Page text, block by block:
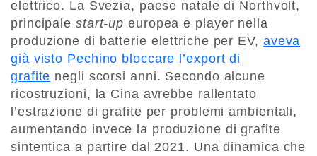
elettrico. La Svezia, paese natale di Northvolt,
principale start-upeuropea e player nella
produzione di batterie elettriche per EV, aveva
già visto Pechino bloccare l’export di
grafite negli scorsi anni. Secondo alcune
ricostruzioni, la Cina avrebbe rallentato
l’estrazione di grafite per problemi ambientali,
aumentando invece la produzione di grafite
sintentica a partire dal 2021. Una dinamica che